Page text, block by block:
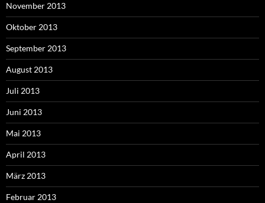
November 2013
Oktober 2013
September 2013
August 2013
Juli 2013
Juni 2013
Mai 2013
April 2013
März 2013
Februar 2013